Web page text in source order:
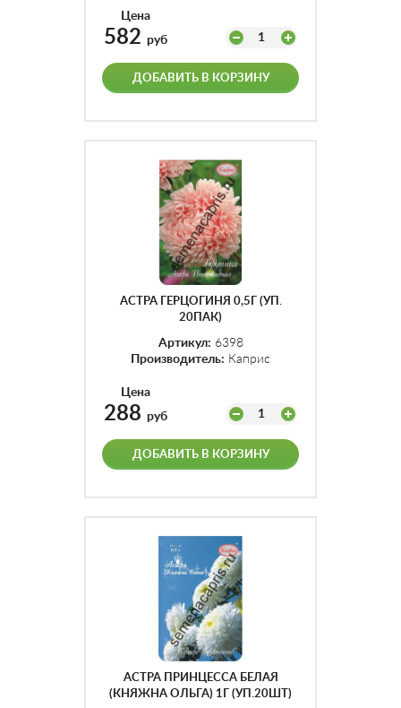
Цена
582 руб 1
ДОБАВИТЬ В КОРЗИНУ
АСТРА ГЕРЦОГИНЯ 0,5Г (УП.
20ПАК)
Артикул: 6398
Производитель: Каприс
Цена
288 руб 1
ДОБАВИТЬ В КОРЗИНУ
АСТРА ПРИНЦЕССА БЕЛАЯ
(КНЯЖНА ОЛЬГА) 1Г (УП.20ШТ)